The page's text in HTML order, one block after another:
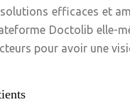
efficaces et
Doctolib elle-
pour avoir une